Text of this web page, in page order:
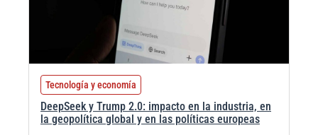
Tecnología y economía
DeepSeek y Trump 2.0: impacto en la industria, en
la geopolítica global y en las políticas europeas